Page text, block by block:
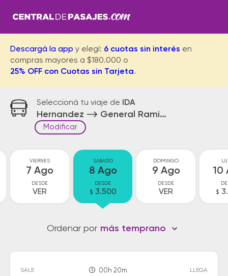
Descargá la app y elegí: 6 cuotas sin interés en
compras mayores a $180.000 o
25% OFF con Cuotas sin Tarjeta.
Seleccioná tu viaje de IDA
Hernandez General Ramirez
Modificar
VIERNES
7 Ago
DESDE
VER
SABADO
8 Ago
DESDE
$ 3.500
DOMINGO
9 Ago
DESDE
VER
10
$
Ordenar por más temprano
SALE 00h 20m LLEGA